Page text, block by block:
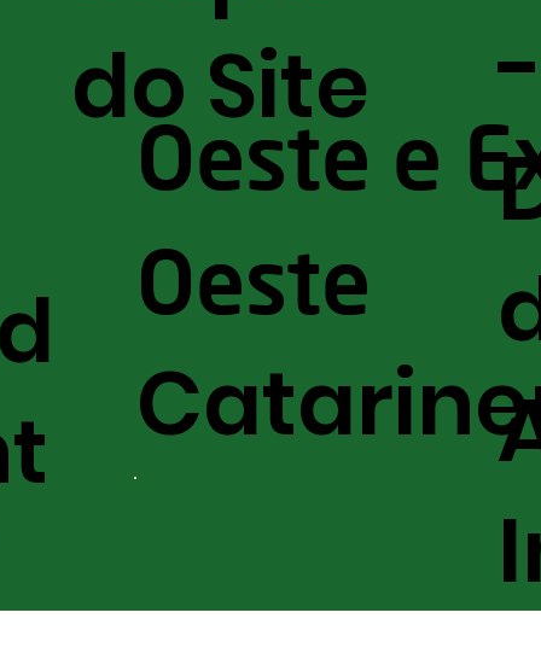
do Site
Oeste e
Oeste